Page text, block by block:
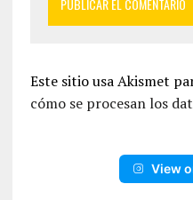
Este sitio usa Akismet
cómo se procesan los
View